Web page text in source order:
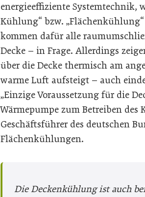
energieeffiziente Systemtechnik,
Kühlung“ bzw.
kommen dafür alle
Decke – in Frage. Allerdings
über die Decke thermisch am
warme Luft aufsteigt – auch
„Einzige Voraussetzung für die
Wärmepumpe zum Betreiben des
Geschäftsführer des deutschen
Flächenkühlungen.
Die Deckenkühlung ist auch